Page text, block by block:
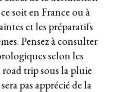
soit en France ou à
et les préparatifs
Pensez à consulter
selon les
road trip sous la pluie
pas apprécié de la